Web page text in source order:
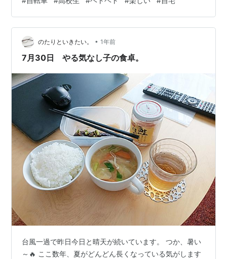
必要な筋肉が復活したみたいで、 乗るのも楽になってき
ました。 最近、感じるのですが、 自転車って、楽しいな
あということです。 そのようなわけで、詩を書かせて頂
きました。 タイトルは、『自転車に乗って』です。 アメ
ブロにアップしています。 ameblo.jp 読んで頂けたら、
のたりといきたい。 • 1年前
7月30日 やる気なし子の食卓。
台風一過で昨日今日と晴天が続いています。 つか、暑い
～🔥 ここ数年、夏がどんどん長くなっている気がします